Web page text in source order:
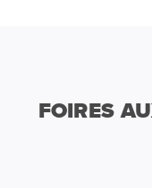
FOIRES